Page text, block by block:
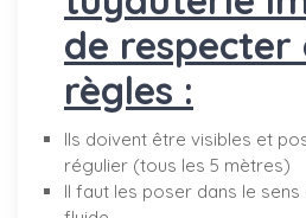
de respecter
règles :
Ils doivent être visibles et
régulier (tous les 5 mètres)
Il faut les poser dans le